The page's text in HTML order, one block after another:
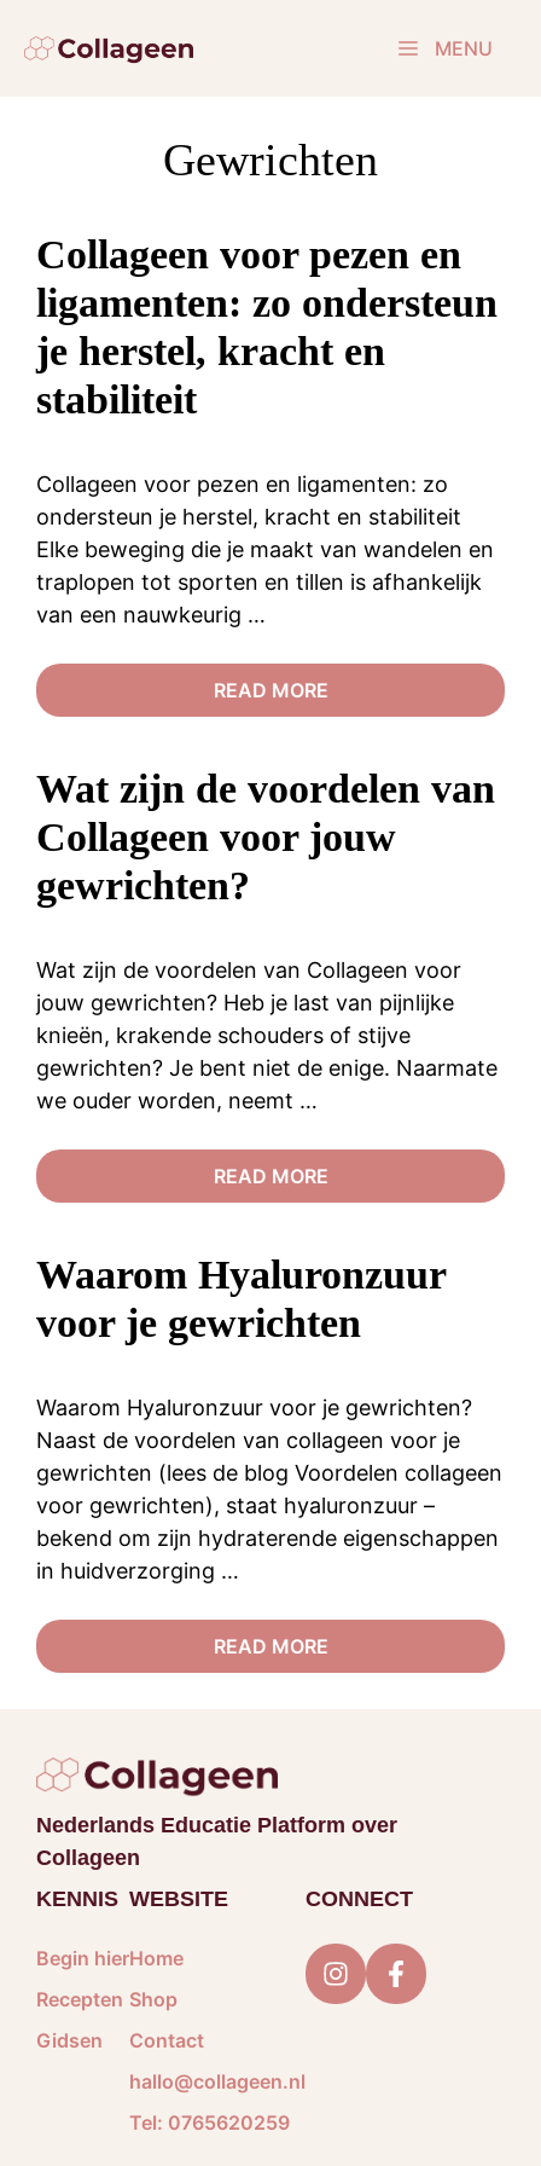
naar
MENU
Gewrichten
Collageen voor pezen en
ligamenten: zo ondersteun
je herstel, kracht en
stabiliteit
Collageen voor pezen en ligamenten: zo
ondersteun je herstel, kracht en stabiliteit
Elke beweging die je maakt van wandelen en
traplopen tot sporten en tillen is afhankelijk
van een nauwkeurig …
READ MORE
Wat zijn de voordelen van
Collageen voor jouw
gewrichten?
Wat zijn de voordelen van Collageen voor
jouw gewrichten? Heb je last van pijnlijke
knieën, krakende schouders of stijve
gewrichten? Je bent niet de enige. Naarmate
we ouder worden, neemt …
READ MORE
Waarom Hyaluronzuur
voor je gewrichten
Waarom Hyaluronzuur voor je gewrichten?
Naast de voordelen van collageen voor je
gewrichten (lees de blog Voordelen collageen
voor gewrichten), staat hyaluronzuur –
bekend om zijn hydraterende eigenschappen
in huidverzorging …
READ MORE
Nederlands Educatie Platform over
Collageen
KENNIS
Begin hier
Recepten
Gidsen
WEBSITE
Home
Shop
Contact
hallo@collageen.nl
Tel: 0765620259
CONNECT